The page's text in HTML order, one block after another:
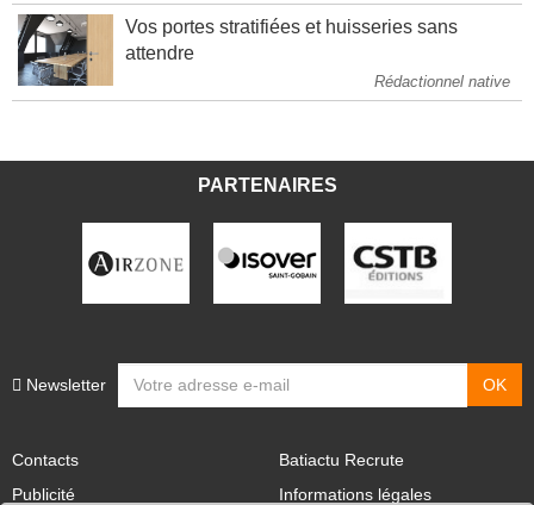
Vos portes stratifiées et huisseries sans
Rédactionnel native